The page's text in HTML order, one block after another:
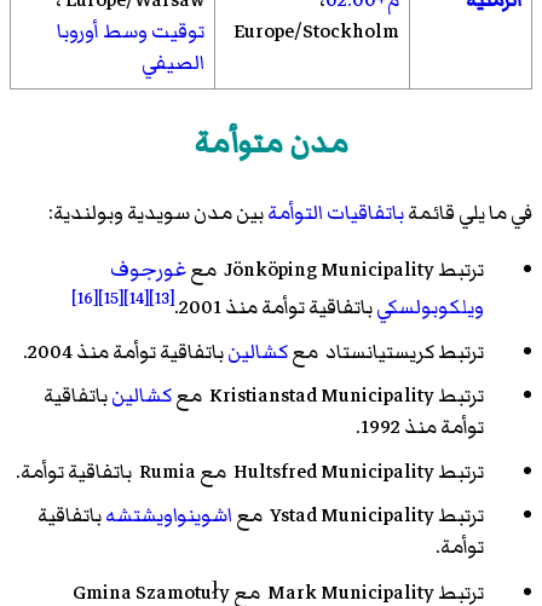
Europe/Stockholm
توقيت وسط أوروبا
الصيفي
مدن متوأمة
في ما يلي قائمةباتفاقيات التوأمةبين مدنسويديةوبولندية:
ترتبط Jönköping Municipality مع
غورجوف
ويلكوبولسكيباتفاقية توأمة منذ 2001. [13]
[14]
[15]
[16]
ترتبطكريستيانستاد معكشالينباتفاقية توأمة منذ 2004.
ترتبط Kristianstad Municipality مع
كشالينباتفاقية
توأمة منذ 1992.
ترتبط Hultsfred Municipality مع Rumia باتفاقية توأمة.
ترتبط Ystad Municipality مع
اشوينواويشتشهباتفاقية
توأمة.